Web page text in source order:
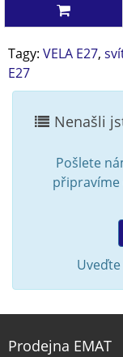
Tagy: VELA E27,
E27
Nenašli
Pošlete
připravíme
Prodejna EMAT